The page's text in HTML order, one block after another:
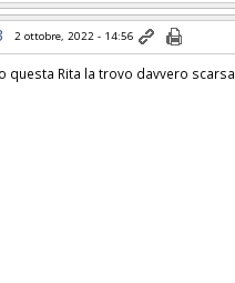
2 ottobre, 2022 - 14:56
questa Rita la trovo davvero scarsa